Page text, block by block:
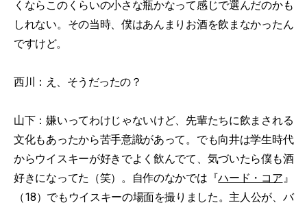
くならこのくらいの小さな瓶かなって感じで選んだのかも
しれない。その当時、僕はあんまりお酒を飲まなかったん
ですけど。
西川：え、そうだったの？
山下：嫌いってわけじゃないけど、先輩たちに飲まされる
文化もあったから苦手意識があって。でも向井は学生時代
からウイスキーが好きでよく飲んでて、気づいたら僕も酒
好きになってた（笑）。自作のなかでは『ハード・コア』
（18）でもウイスキーの場面を撮りました。主人公が、バ